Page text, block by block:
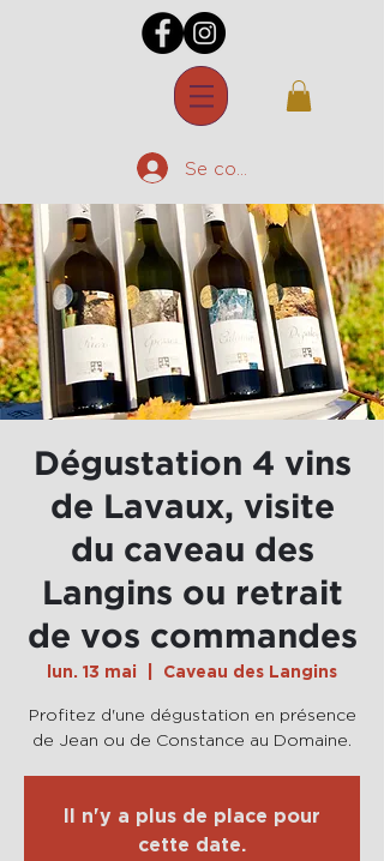
Se connecter
Dégustation 4 vins
de Lavaux, visite
du caveau des
Langins ou retrait
de vos commandes
lun. 13 mai Caveau des Langins
Profitez d'une dégustation en présence
de Jean ou de Constance au Domaine.
Il n'y a plus de place pour
cette date.